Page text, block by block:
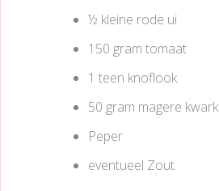
½ kleine rode ui
150 gram tomaat
1 teen knoflook
50 gram magere kwark
Peper
eventueel Zout